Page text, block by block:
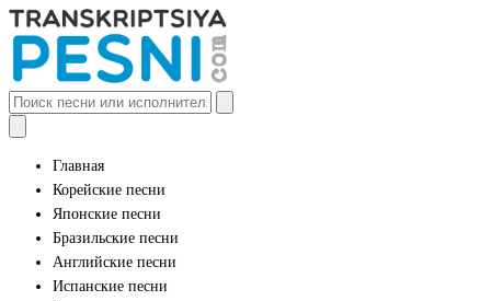
Главная
Корейские песни
Японские песни
Бразильские песни
Английские песни
Испанские песни